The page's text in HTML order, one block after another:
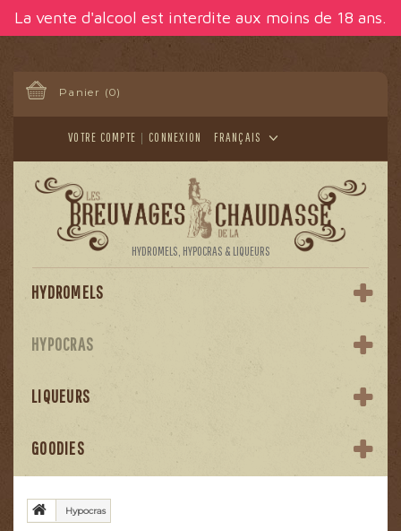
La vente d'alcool est interdite aux moins de 18 ans.
Panier (0)
FRANÇAIS
CONNEXION
VOTRE COMPTE
HYDROMELS, HYPOCRAS & LIQUEURS
HYDROMELS
HYPOCRAS
LIQUEURS
GOODIES
Hypocras
Panneau de gestion des cookies